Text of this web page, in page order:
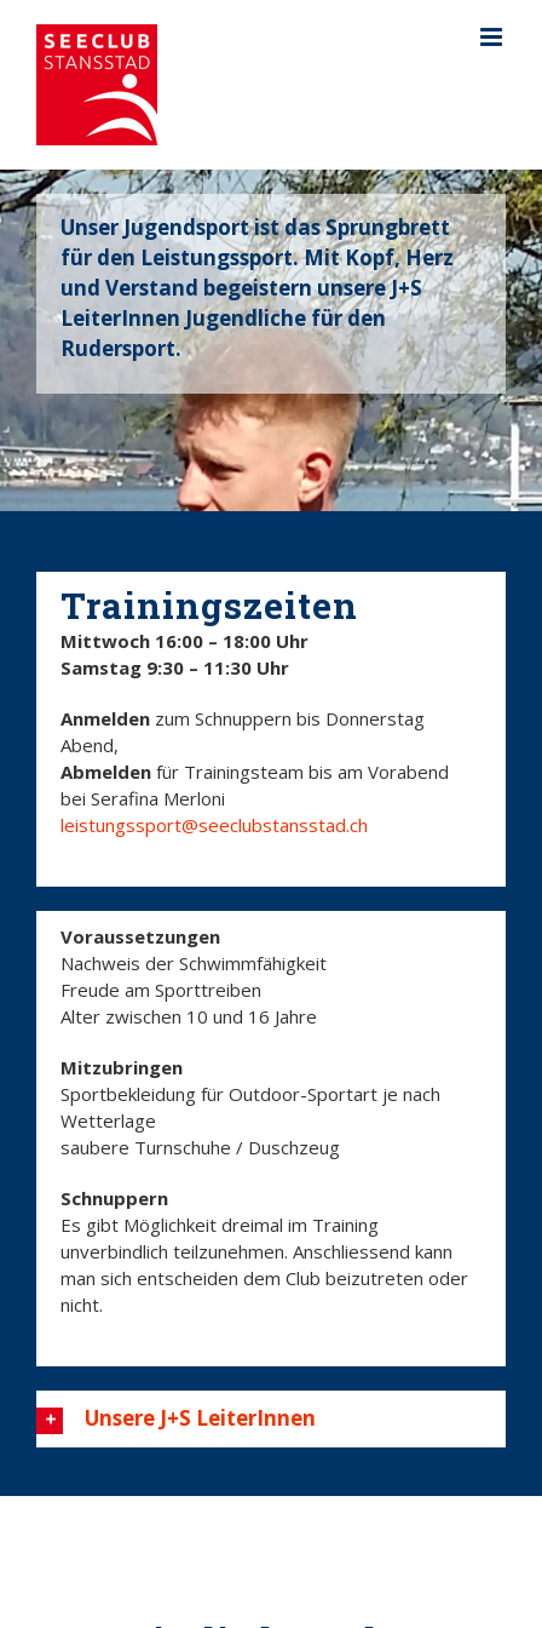
Inhalt
springen
Unser Jugendsport ist das Sprungbrett
für den Leistungssport. Mit Kopf, Herz
und Verstand begeistern unsere J+S
LeiterInnen Jugendliche für den
Rudersport.
Trainingszeiten
Mittwoch 16:00 – 18:00 Uhr
Samstag 9:30 – 11:30 Uhr
Anmelden zum Schnuppern bis Donnerstag
Abend,
Abmelden für Trainingsteam bis am Vorabend
bei Serafina Merloni
leistungssport@seeclubstansstad.ch
Voraussetzungen
Nachweis der Schwimmfähigkeit
Freude am Sporttreiben
Alter zwischen 10 und 16 Jahre
Mitzubringen
Sportbekleidung für Outdoor-Sportart je nach
Wetterlage
saubere Turnschuhe / Duschzeug
Schnuppern
Es gibt Möglichkeit drei­mal im Training
unverbindlich teilzunehmen. Anschliessend kann
man sich entscheiden dem Club beizutreten oder
nicht.
Unsere J+S LeiterInnen